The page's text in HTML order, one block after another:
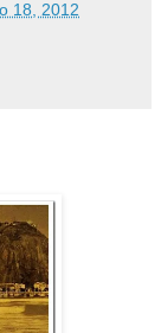
18, 2012